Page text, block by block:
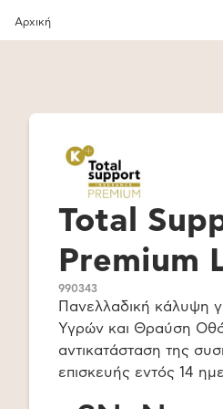
Αρχική
Total
Premium
990343
Πανελλαδική κάλυψη
Υγρών και Θραύση
αντικατάσταση της
επισκευής εντός 14